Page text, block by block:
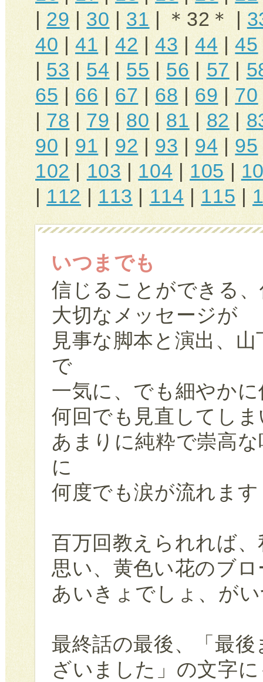
|29|30|31| ＊32＊ |
40|41|42|43|44|45
|53|54|55|56|57|
65|66|67|68|69|70
|78|79|80|81|82|
90|91|92|93|94|95
102|103|104|105|
|112|113|114|115|
いつまでも
信じることができる
大切なメッセージが
見事な脚本と演出、
で
一気に、でも細やか
何回でも見直してし
あまりに純粋で崇高
に
何度でも涙が流れます
百万回教えられれば
思い、黄色い花のブ
あいきょでしょ、が
最終話の最後、「最
ざいました」の文字